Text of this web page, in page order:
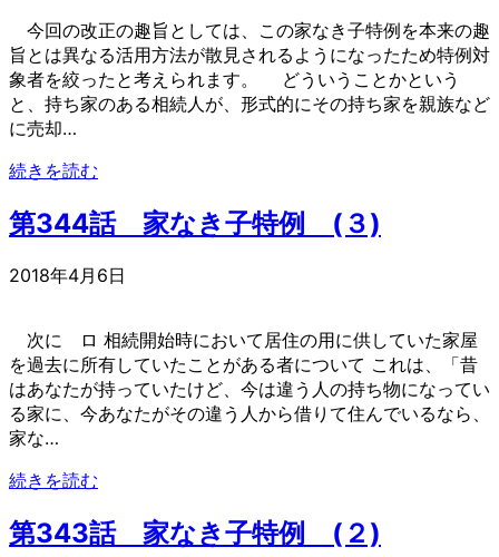
今回の改正の趣旨としては、この家なき子特例を本来の趣
旨とは異なる活用方法が散見されるようになったため特例対
象者を絞ったと考えられます。 どういうことかという
と、持ち家のある相続人が、形式的にその持ち家を親族など
に売却…
続きを読む
第344話 家なき子特例 (３)
2018年4月6日
次に ロ 相続開始時において居住の用に供していた家屋
を過去に所有していたことがある者について これは、「昔
はあなたが持っていたけど、今は違う人の持ち物になってい
る家に、今あなたがその違う人から借りて住んでいるなら、
家な…
続きを読む
第343話 家なき子特例 (２)